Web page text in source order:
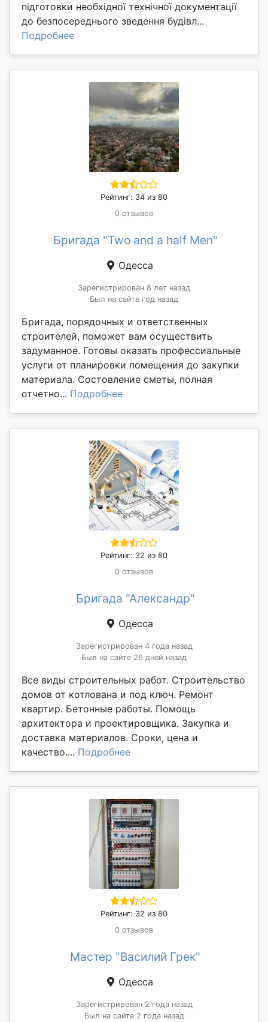
підготовки необхідної технічної документації
до безпосереднього зведення будівл...
Подробнее
Рейтинг: 34 из 80
0 отзывов
Бригада "Two and a half Men"
Одесса
Зарегистрирован 8 лет назад
Был на сайте год назад
Бригада, порядочных и ответственных
строителей, поможет вам осуществить
задуманное. Готовы оказать профессиальные
услуги от планировки помещения до закупки
материала. Состовление сметы, полная
отчетно... Подробнее
Рейтинг: 32 из 80
0 отзывов
Бригада "Александр"
Одесса
Зарегистрирован 4 года назад
Был на сайте 26 дней назад
Все виды строительных работ. Строительство
домов от котлована и под ключ. Ремонт
квартир. Бетонные работы. Помощь
архитектора и проектировщика. Закупка и
доставка материалов. Сроки, цена и
качество.... Подробнее
Рейтинг: 32 из 80
0 отзывов
Мастер "Василий Грек"
Одесса
Зарегистрирован 2 года назад
Был на сайте 2 года назад